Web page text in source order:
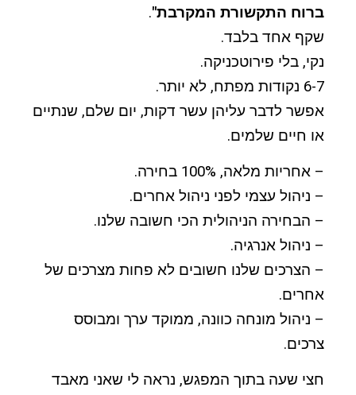
ברוח התקשורת המקרבת".
שקף אחד בלבד.
נקי, בלי פירוטכניקה.
6-7 נקודות מפתח, לא יותר.
אפשר לדבר עליהן עשר דקות, יום שלם, שנתיים
או חיים שלמים.
– אחריות מלאה, 100% בחירה.
– ניהול עצמי לפני ניהול אחרים.
– הבחירה הניהולית הכי חשובה שלנו.
– ניהול אנרגיה.
– הצרכים שלנו חשובים לא פחות מצרכים של
אחרים.
– ניהול מונחה כוונה, ממוקד ערך ומבוסס
צרכים.
חצי שעה בתוך המפגש, נראה לי שאני מאבד